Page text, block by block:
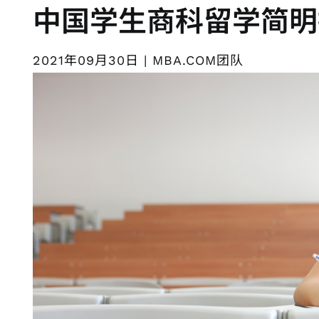
中国学生商科留学简
2021年09月30日 | MBA.COM团队